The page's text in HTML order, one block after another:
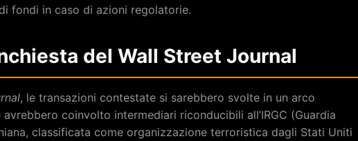
fondi in caso di azioni regolatorie.
del Wall Street Journal
, le transazioni contestate si sarebbero svolte in un arco
coinvolto intermediari riconducibili all’IRGC (Guardia
classificata come organizzazione terroristica dagli Stati Uniti